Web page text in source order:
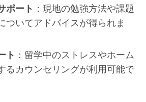
ポート ：現地の勉強方法や課題
ついてアドバイスが得られま
ト ：留学中のストレスやホーム
るカウンセリングが利用可能で